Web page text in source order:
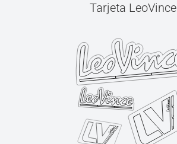
Tarjeta LeoVince